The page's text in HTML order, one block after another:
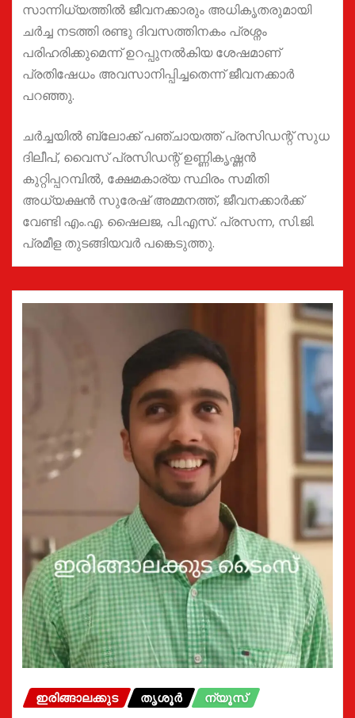
സാന്നിധ്യത്തില്‍ ജീവനക്കാരും അധികൃതരുമായി
ചര്‍ച്ച നടത്തി രണ്ടു ദിവസത്തിനകം പ്രശ്നം
പരിഹരിക്കുമെന്ന് ഉറപ്പുനല്‍കിയ ശേഷമാണ്
പ്രതിഷേധം അവസാനിപ്പിച്ചതെന്ന് ജീവനക്കാര്‍
പറഞ്ഞു.
ചര്‍ച്ചയില്‍ ബ്ലോക്ക് പഞ്ചായത്ത് പ്രസിഡന്റ് സുധ
ദിലീപ്, വൈസ് പ്രസിഡന്റ് ഉണ്ണികൃഷ്ണന്‍
കുറ്റിപ്പറമ്പില്‍, ക്ഷേമകാര്യ സ്ഥിരം സമിതി
അധ്യക്ഷന്‍ സുരേഷ് അമ്മനത്ത്, ജീവനക്കാര്‍ക്ക്
വേണ്ടി എം.എ. ഷൈലജ, പി.എസ്. പ്രസന്ന, സി.ജി.
പ്രമീള തുടങ്ങിയവര്‍ പങ്കെടുത്തു.
ഇരിങ്ങാലക്കുട തൃശൂർ ന്യൂസ്